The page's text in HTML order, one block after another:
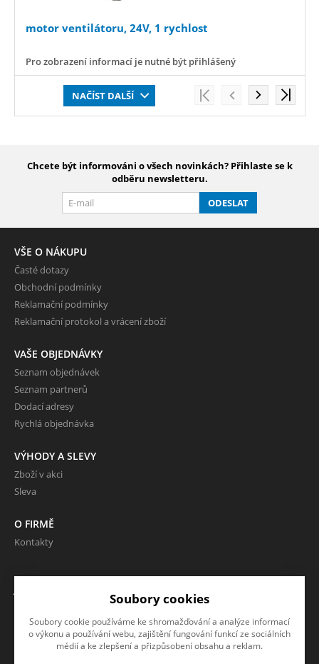
motor ventilátoru, 24V, 1 rychlost
Pro zobrazení informací je nutné být přihlášený
NAČÍST DALŠÍ
Chcete být informováni o všech novinkách? Přihlaste se k
odběru newsletteru.
ODESLAT
VŠE O NÁKUPU
Časté dotazy
Obchodní podmínky
Reklamační podmínky
Reklamační protokol a vrácení zboží
VAŠE OBJEDNÁVKY
Seznam objednávek
Seznam partnerů
Dodací adresy
Rychlá objednávka
VÝHODY A SLEVY
Zboží v akci
Sleva
O FIRMĚ
Kontakty
CZK (Kč)
Soubory cookies
Soubory cookie používáme ke shromažďování a analýze informací
o výkonu a používání webu, zajištění fungování funkcí ze sociálních
médií a ke zlepšení a přizpůsobení obsahu a reklam.